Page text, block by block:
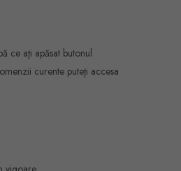
ce aţi apăsat butonul
curente puteţi accesa